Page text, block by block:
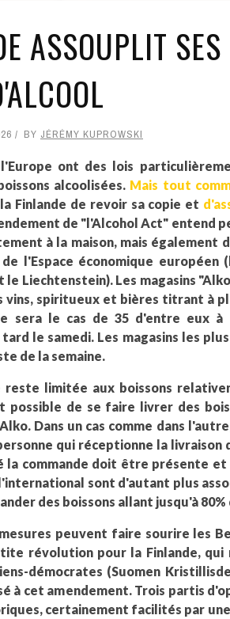
ASSOUPLIT
BY JÉRÉMY KUPROWSKI
ont des lois
alcoolisées. Mais tout
Finlande de revoir sa copie et
de "l'Alcohol Act" entend
à la maison, mais également
l'Espace économique européen
le Liechtenstein). Les magasins
vins, spiritueux et bières titrant à
sera le cas de 35 d'entre eux à
le samedi. Les magasins les
de la semaine.
reste limitée aux boissons
possible de se faire livrer des
Dans un cas comme dans
qui réceptionne la
la commande doit être présente
sont d'autant plus
des boissons allant jusqu'à
peuvent faire sourire les
révolution pour la Finlande, qui
démocrates (Suomen
à cet amendement. Trois partis
certainement facilités par